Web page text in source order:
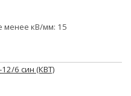
менее кВ/мм: 15
6 син (КВТ)